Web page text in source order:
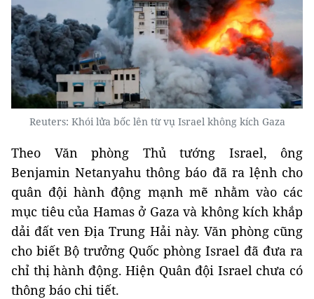
Reuters: Khói lửa bốc lên từ vụ Israel không kích Gaza
Theo Văn phòng Thủ tướng Israel, ông
Benjamin Netanyahu thông báo đã ra lệnh cho
quân đội hành động mạnh mẽ nhằm vào các
mục tiêu của Hamas ở Gaza và không kích khắp
dải đất ven Địa Trung Hải này. Văn phòng cũng
cho biết Bộ trưởng Quốc phòng Israel đã đưa ra
chỉ thị hành động. Hiện Quân đội Israel chưa có
thông báo chi tiết.